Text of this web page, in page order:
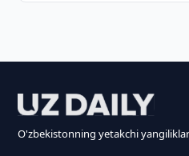
O'zbekistonning yetakchi